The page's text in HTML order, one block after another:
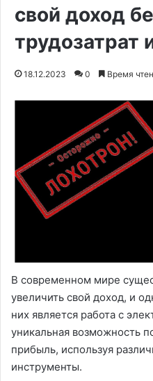
свой доход
трудозатрат
18.12.2023 0 Время
В современном мире
увеличить свой доход, и
них является работа с
уникальная возможность
прибыль, используя
инструменты.